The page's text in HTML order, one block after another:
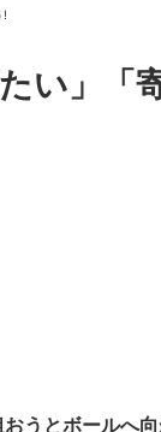
!
い」「
うとボールへ